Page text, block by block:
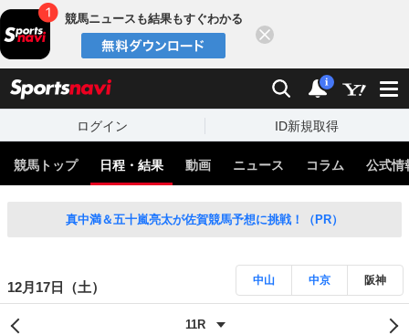
競馬ニュースも結果もすぐわかる
検索 通知
i
ログイン ID新規取得
競馬トップ 日程・結果 動画 ニュース コラム 公式情
真中満＆五十嵐亮太が佐賀競馬予想に挑戦！（PR）
12月17日（土） 中山 中京 阪神